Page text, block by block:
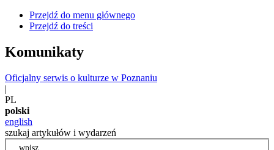
Przejdź do menu głównego
Przejdź do treści
Komunikaty
Oficjalny serwis o kulturze w Poznaniu
|
PL
polski
english
szukaj artykułów i wydarzeń
wpisz